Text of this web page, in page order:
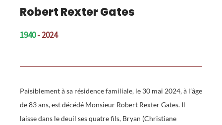
Robert Rexter Gates
1940- 2024
Paisiblement à sa résidence familiale, le 30 mai 2024, à l’âge
de 83 ans, est décédé Monsieur Robert Rexter Gates. Il
laisse dans le deuil ses quatre fils, Bryan (Christiane